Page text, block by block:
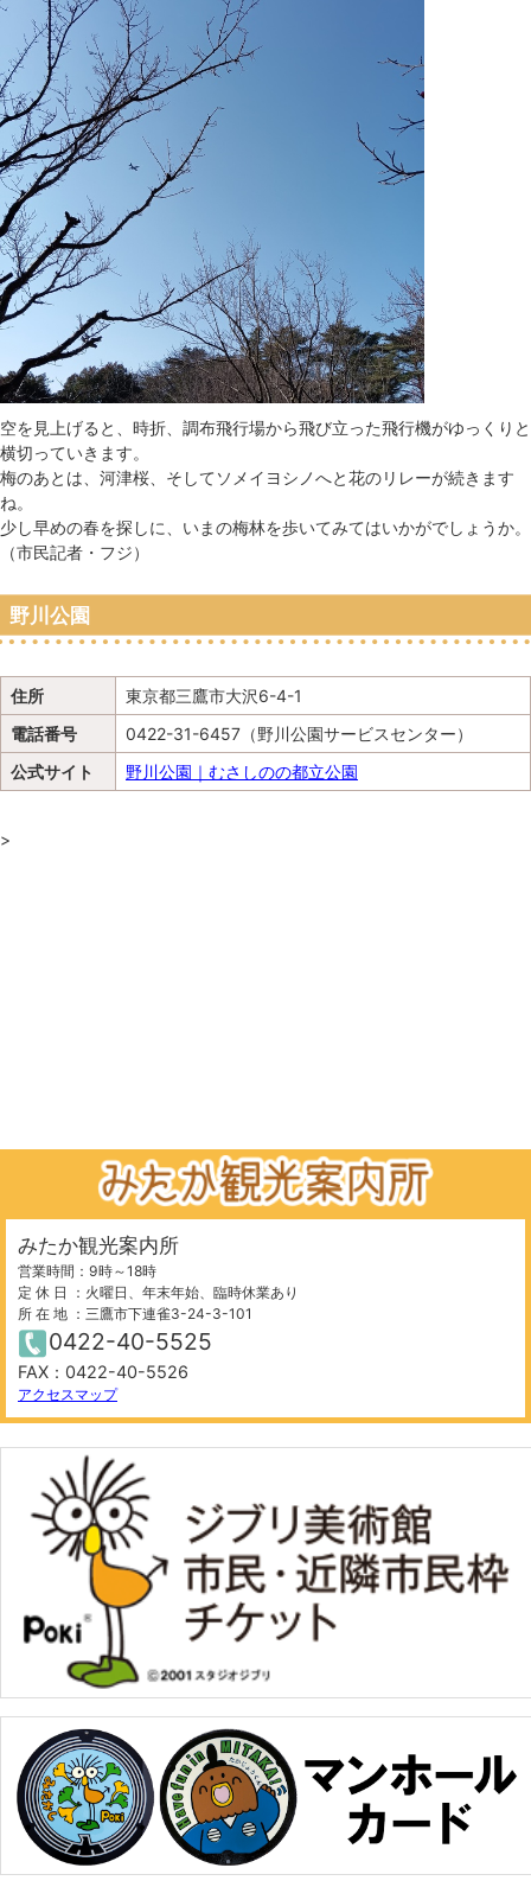
空を見上げると、時折、調布飛行場から飛び立った飛行機がゆっくりと
横切っていきます。
梅のあとは、河津桜、そしてソメイヨシノへと花のリレーが続きます
ね。
少し早めの春を探しに、いまの梅林を歩いてみてはいかがでしょうか。
（市民記者・フジ）
野川公園
住所
東京都三鷹市大沢6-4-1
電話番号
0422-31-6457（野川公園サービスセンター）
公式サイト
野川公園｜むさしのの都立公園
>
みたか観光案内所
営業時間：9時～18時
定 休 日 ：火曜日、年末年始、臨時休業あり
所 在 地 ：三鷹市下連雀3-24-3-101
0422-40-5525
FAX：0422-40-5526
アクセスマップ